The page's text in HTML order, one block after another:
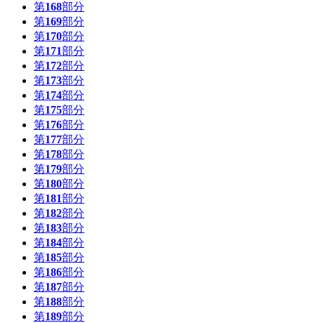
第168部分
第169部分
第170部分
第171部分
第172部分
第173部分
第174部分
第175部分
第176部分
第177部分
第178部分
第179部分
第180部分
第181部分
第182部分
第183部分
第184部分
第185部分
第186部分
第187部分
第188部分
第189部分